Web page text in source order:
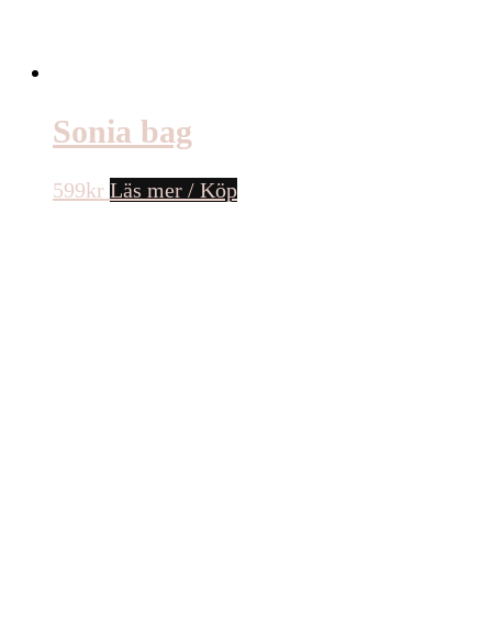
Sonia bag
599kr Läs mer / Köp